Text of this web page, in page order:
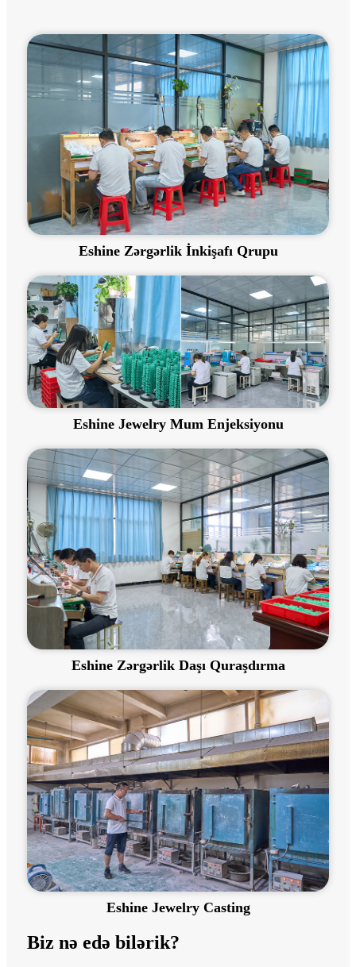
Eshine Zərgərlik İnkişafı Qrupu
Eshine Jewelry Mum Enjeksiyonu
Eshine Zərgərlik Daşı Quraşdırma
Eshine Jewelry Casting
Biz nə edə bilərik?